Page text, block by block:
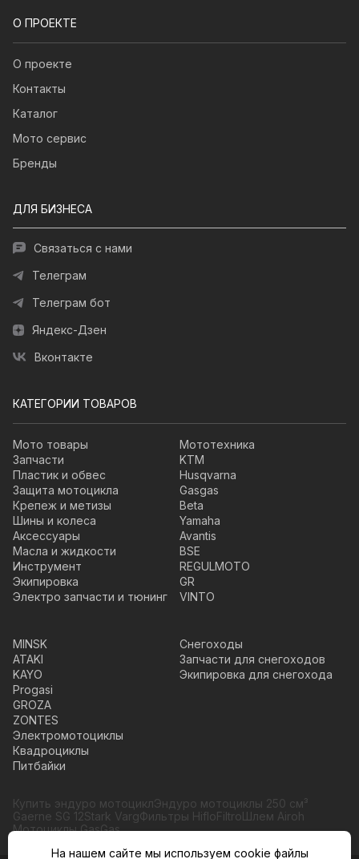
О ПРОЕКТЕ
О проекте
Контакты
Каталог
Мото сервис
Бренды
ДЛЯ БИЗНЕСА
Связаться с нами
Телеграм
Телеграм бот
Яндекс-Дзен
Вконтакте
КАТЕГОРИИ ТОВАРОВ
Мото товары
Запчасти
Пластик и обвес
Защита мотоцикла
Крепеж и метизы
Шины и колеса
Аксессуары
Масла и жидкости
Инструмент
Экипировка
Электро запчасти и тюнинг
Мототехника
KTM
Husqvarna
Gasgas
Beta
Yamaha
Avantis
BSE
REGULMOTO
GR
VINTO
MINSK
ATAKI
KAYO
Progasi
GROZA
ZONTES
Электромотоциклы
Квадроциклы
Питбайки
Снегоходы
Запчасти для снегоходов
Экипировка для снегохода
Купить эндуро мотоциклЭндуро мотоциклы 250 см³
Gaerne SG 12Stark VargФильтры HifloFiltroШлем Airoh
Мотоциклы GasGas
На нашем сайте мы используем cookie файлы